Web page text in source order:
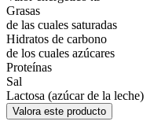
Grasas
de las cuales saturadas
Hidratos de carbono
de los cuales azúcares
Proteínas
Sal
Lactosa (azúcar de la leche)
Valora este producto